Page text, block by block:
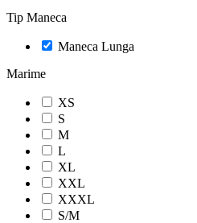
Tip Maneca
Maneca Lunga
Marime
XS
S
M
L
XL
XXL
XXXL
S/M